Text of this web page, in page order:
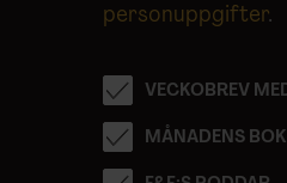
personuppgifter.
VECKOBREV
MÅNADENS